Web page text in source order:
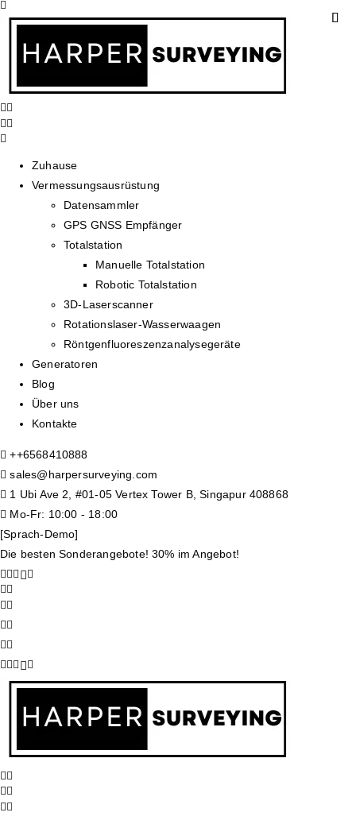
Zuhause
Vermessungsausrüstung
Datensammler
GPS GNSS Empfänger
Totalstation
Manuelle Totalstation
Robotic Totalstation
3D-Laserscanner
Rotationslaser-Wasserwaagen
Röntgenfluoreszenzanalysegeräte
Generatoren
Blog
Über uns
Kontakte
++6568410888
sales@harpersurveying.com
1 Ubi Ave 2, #01-05 Vertex Tower B, Singapur 408868
Mo-Fr: 10:00 - 18:00
[Sprach-Demo]
Die besten Sonderangebote! 30% im Angebot!